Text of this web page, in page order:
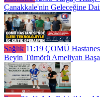
Çanakkale'nin Geleceğine
Sağlık 11:19 ÇOMÜ
Beyin Tümörü Ameliyatı